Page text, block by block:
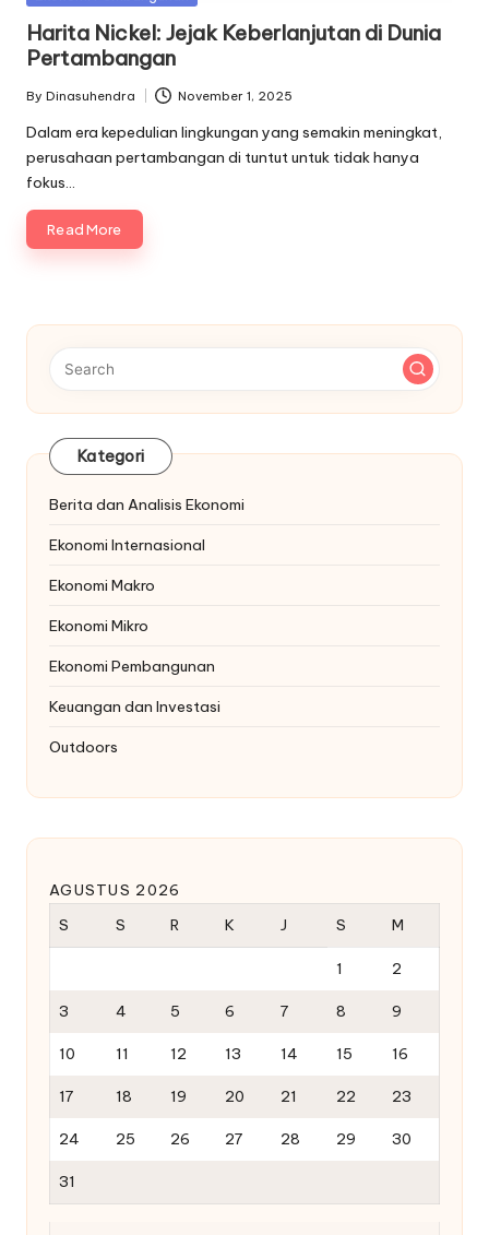
Harita Nickel: Jejak Keberlanjutan di Dunia
Pertambangan
Posted
by
By Dinasuhendra November 1, 2025
Dalam era kepedulian lingkungan yang semakin meningkat,
perusahaan pertambangan di tuntut untuk tidak hanya
fokus…
Read More
Kategori
Berita dan Analisis Ekonomi
Ekonomi Internasional
Ekonomi Makro
Ekonomi Mikro
Ekonomi Pembangunan
Keuangan dan Investasi
Outdoors
AGUSTUS 2026
S
S R K J S M
1 2
3 4 5 6 7 8 9
10 11 12 13 14 15 16
17 18 19 20 21 22 23
24 25 26 27 28 29 30
31